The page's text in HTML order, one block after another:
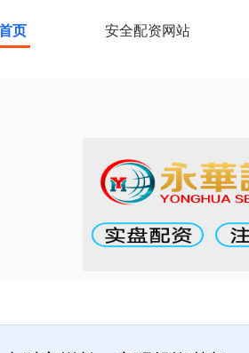
页 安全配资网站